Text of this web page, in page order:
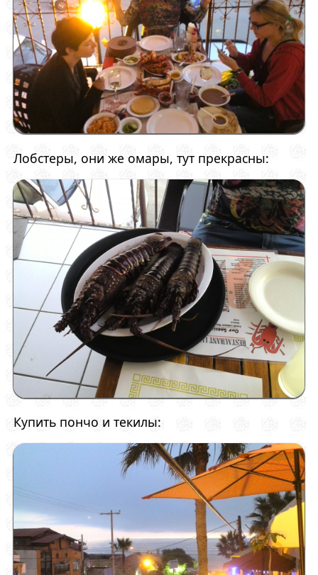
Лобстеры, они же омары, тут прекрасны:
Купить пончо и текилы: